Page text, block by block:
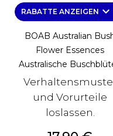
RABATTE ANZEIGEN keyboard_arrow_down
BOAB Australian
Flower Essences
Australische
und Vorurteile
loslassen.